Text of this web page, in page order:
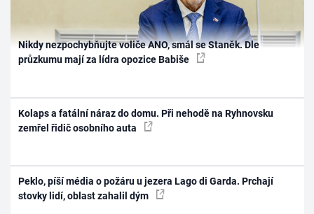
Nikdy nezpochybňujte voliče ANO, smál se Staněk. Dle
průzkumu mají za lídra opozice Babiše
Kolaps a fatální náraz do domu. Při nehodě na Ryhnovsku
zemřel řidič osobního auta
Peklo, píší média o požáru u jezera Lago di Garda. Prchají
stovky lidí, oblast zahalil dým